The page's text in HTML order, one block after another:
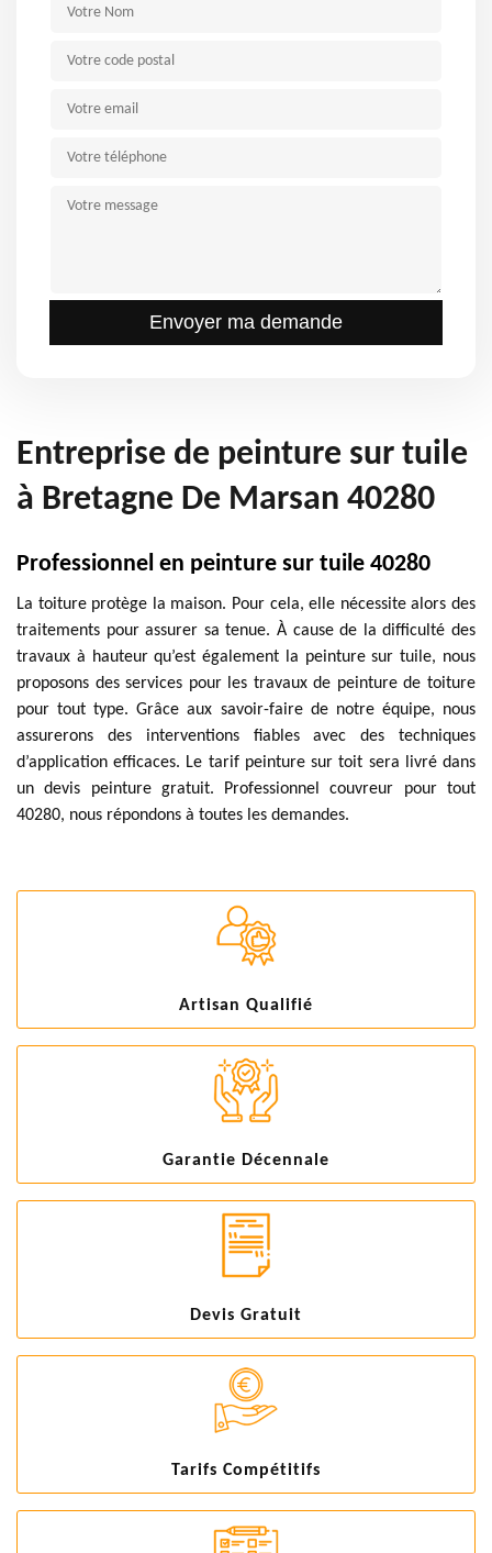
Entreprise de peinture sur tuile
à Bretagne De Marsan 40280
Professionnel en peinture sur tuile 40280
La toiture protège la maison. Pour cela, elle nécessite alors des
traitements pour assurer sa tenue. À cause de la difficulté des
travaux à hauteur qu’est également la peinture sur tuile, nous
proposons des services pour les travaux de peinture de toiture
pour tout type. Grâce aux savoir-faire de notre équipe, nous
assurerons des interventions fiables avec des techniques
d’application efficaces. Le tarif peinture sur toit sera livré dans
un devis peinture gratuit. Professionnel couvreur pour tout
40280, nous répondons à toutes les demandes.
Artisan Qualifié
Garantie Décennale
Devis Gratuit
Tarifs Compétitifs